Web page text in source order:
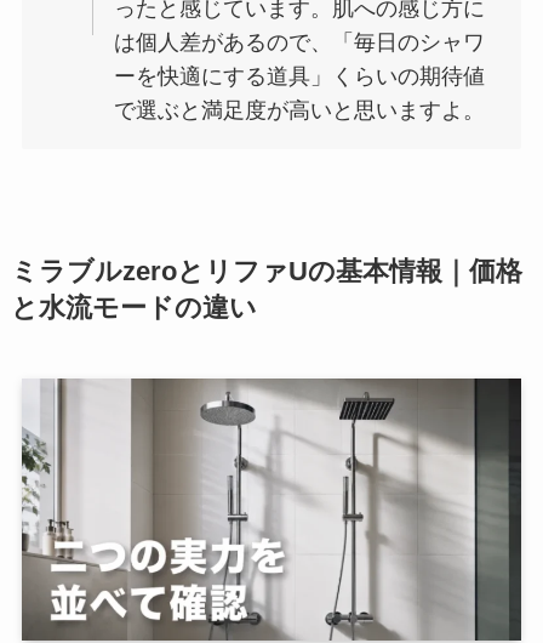
ったと感じています。肌への感じ方に
は個人差があるので、「毎日のシャワ
ーを快適にする道具」くらいの期待値
で選ぶと満足度が高いと思いますよ。
ミラブルzeroとリファUの基本情報｜価格
と水流モードの違い